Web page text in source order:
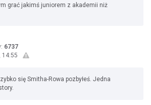
grać jakimś juniorem z akademii niż
6737
14:55
się Smitha-Rowa pozbyłeś. Jedna